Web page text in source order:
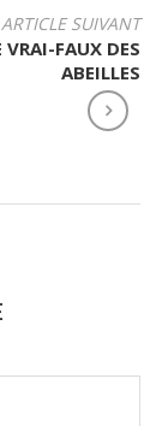
ARTICLE SUIVANT
VRAI-FAUX DES
ABEILLES